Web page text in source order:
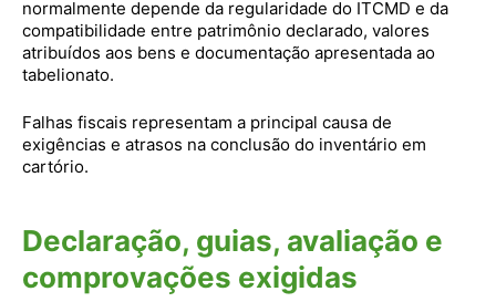
normalmente depende da regularidade do ITCMD e da
compatibilidade entre patrimônio declarado, valores
atribuídos aos bens e documentação apresentada ao
tabelionato.
Falhas fiscais representam a principal causa de
exigências e atrasos na conclusão do inventário em
cartório.
Declaração, guias, avaliação e
comprovações exigidas